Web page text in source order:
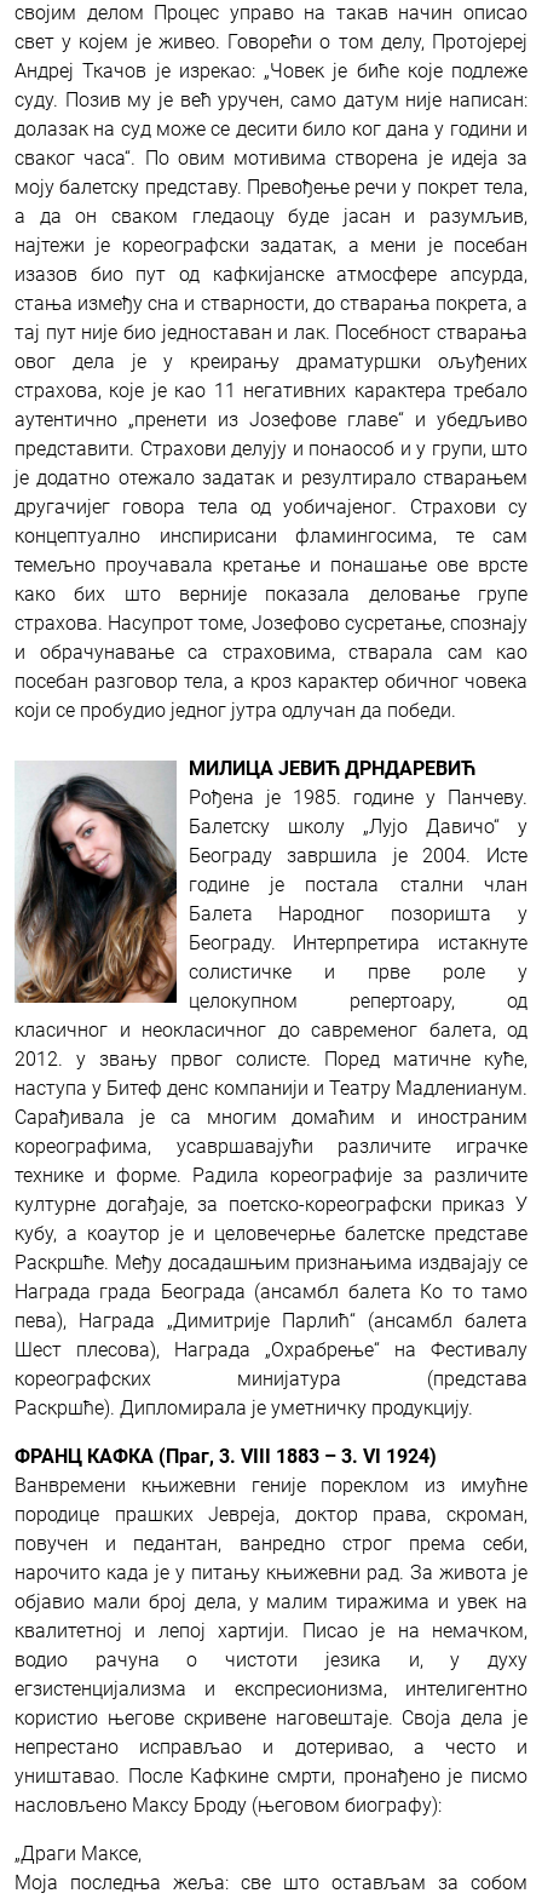
својим делом Процес управо на такав начин описао
свет у којем је живео. Говорећи о том делу, Протојереј
Андреј Ткачов је изрекао: „Човек је биће које подлeже
суду. Позив му је већ уручен, само датум није написан:
долазак на суд може се десити било ког дана у години и
сваког часа“. По овим мотивима створена је идеја за
моју балетску представу. Превођење речи у покрет тела,
а да он сваком гледаоцу буде јасан и разумљив,
најтежи је кореографски задатак, а мени je посебан
изазов био пут од кафкијанске атмосфере апсурда,
стања између сна и стварности, до стварања покрета, а
тај пут није био једноставан и лак. Посебност стварања
овог дела је у креирању драматуршки ољуђених
страхова, које је као 11 негативних карактера требало
аутентично „пренети из Јозефове главе“ и убедљиво
представити. Страхови делују и понаособ и у групи, што
је додатно отежало задатак и резултирало стварањем
другачијег говора тела од уобичајеног. Страхови су
концептуално инспирисани фламингосима, те сам
темељно проучавала кретање и понашање ове врсте
како бих што верније показала деловање групе
страхова. Насупрот томе, Јозефово сусретање, спознају
и обрачунавање са страховима, стварала сам као
посебан разговор тела, а кроз карактер обичног човека
који се пробудио једног јутра одлучан да победи.
МИЛИЦА ЈЕВИЋ ДРНДАРЕВИЋ
Рођена је 1985. године у Панчеву.
Балетску школу „Лујо Давичо“ у
Београду завршила је 2004. Исте
године је постала стални члан
Балета Народног позоришта у
Београду. Интерпретира истакнуте
солистичке и прве роле у
целокупном репертоару, од
класичног и неокласичног до савременог балета, од
2012. у звању првог солисте. Поред матичне куће,
наступа у Битеф денс компанији и Театру Мадленианум.
Сарађивала је са многим домаћим и иностраним
кореографима, усавршавајући различите играчке
технике и форме. Радила кореографије за различите
културне догађаје, за поетско-кореографски приказ У
кубу, а коаутор је и целовечерње балетске представе
Раскршће. Међу досадашњим признањима издвајају се
Награда града Београда (ансамбл балета Ко то тамо
пева), Награда „Димитрије Парлић“ (ансамбл балета
Шест плесова), Награда „Охрабрење“ на Фестивалу
кореографских минијатура (представа
Раскршће). Дипломирала је уметничку продукцију.
ФРАНЦ КАФКА (Праг, 3. VIII 1883 – 3. VI 1924)
Ванвремени књижевни геније пореклом из имућне
породице прашких Јевреја, доктор права, скроман,
повучен и педантан, ванредно строг према себи,
нарочито када је у питању књижевни рад. За живота је
објавио мали број дела, у малим тиражима и увек на
квалитетној и лепој хартији. Писао је на немачком,
водио рачуна о чистоти језика и, у духу
егзистенцијализма и експресионизма, интелигентно
користио његове скривене наговештаје. Своја дела је
непрестано исправљао и дотеривао, а често и
уништавао. После Кафкине смрти, пронађено је писмо
насловљено Максу Броду (његовом биографу):
„Драги Максе,
Моја последња жеља: све што остављам за собом